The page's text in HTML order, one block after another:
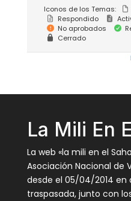
Iconos de los Temas:
Respondido
No aprobados
Cerrado
La Mili En
La web «la mili en el
Asociación Nacional de
desde el 05/04/2014
traspasada, junto con